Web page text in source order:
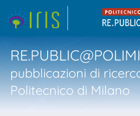
RE.PUBLIC@POLIMI
pubblicazioni di
Politecnico di Milano